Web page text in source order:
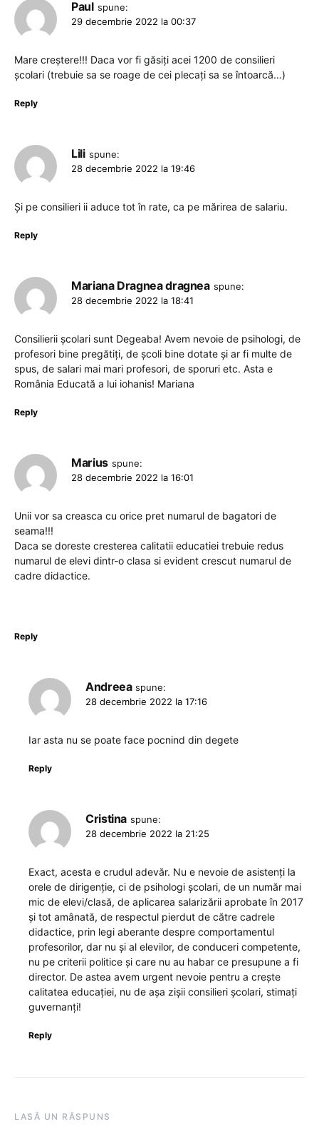
Paul spune:
29 decembrie 2022 la 00:37
Mare creștere!!! Daca vor fi găsiți acei 1200 de consilieri
școlari (trebuie sa se roage de cei plecați sa se întoarcă…)
Reply
Lili spune:
28 decembrie 2022 la 19:46
Și pe consilieri ii aduce tot în rate, ca pe mărirea de salariu.
Reply
Mariana Dragnea dragnea spune:
28 decembrie 2022 la 18:41
Consilierii școlari sunt Degeaba! Avem nevoie de psihologi, de
profesori bine pregătiți, de școli bine dotate și ar fi multe de
spus, de salari mai mari profesori, de sporuri etc. Asta e
România Educată a lui iohanis! Mariana
Reply
Marius spune:
28 decembrie 2022 la 16:01
Unii vor sa creasca cu orice pret numarul de bagatori de
seama!!!
Daca se doreste cresterea calitatii educatiei trebuie redus
numarul de elevi dintr-o clasa si evident crescut numarul de
cadre didactice.
Reply
Andreea spune:
28 decembrie 2022 la 17:16
Iar asta nu se poate face pocnind din degete
Reply
Cristina spune:
28 decembrie 2022 la 21:25
Exact, acesta e crudul adevăr. Nu e nevoie de asistenți la
orele de dirigenție, ci de psihologi școlari, de un număr mai
mic de elevi/clasă, de aplicarea salarizării aprobate în 2017
și tot amânată, de respectul pierdut de către cadrele
didactice, prin legi aberante despre comportamentul
profesorilor, dar nu și al elevilor, de conduceri competente,
nu pe criterii politice și care nu au habar ce presupune a fi
director. De astea avem urgent nevoie pentru a crește
calitatea educației, nu de așa zișii consilieri școlari, stimați
guvernanți!
Reply
LASĂ UN RĂSPUNS